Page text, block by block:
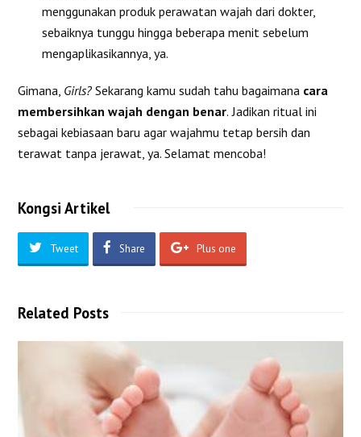
menggunakan produk perawatan wajah dari dokter,
sebaiknya tunggu hingga beberapa menit sebelum
mengaplikasikannya, ya.
Gimana, Girls?Sekarang kamu sudah tahu bagaimana cara
membersihkan wajah dengan benar. Jadikan ritual ini
sebagai kebiasaan baru agar wajahmu tetap bersih dan
terawat tanpa jerawat, ya. Selamat mencoba!
Kongsi Artikel
Tweet Share Plus one
Related Posts